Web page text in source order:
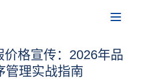
格宣传：2026年品
管理实战指南